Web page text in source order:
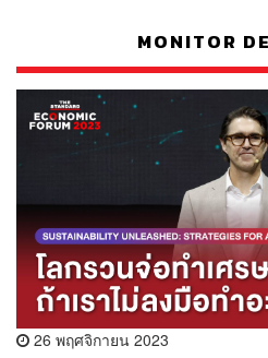
MONITOR
26 พฤศจิกายน 2023